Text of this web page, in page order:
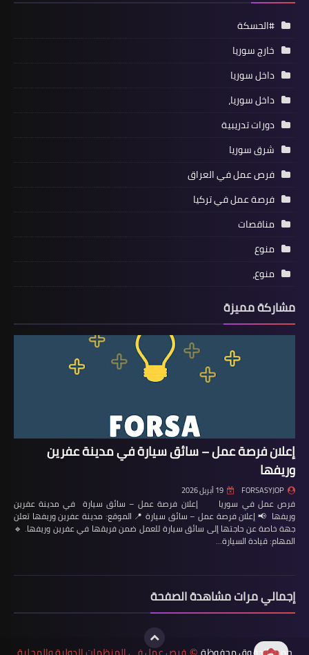
#الحسكة
خارج سوريا
داخل سوريا
داخل سوريا،
دورات تدريبية
شرق سوريا
فرص عمل في العراق
فرصة عمل في تركيا
مناقصات
منوع
منوع،
مشاركة مميزة
إعلان فرصة عمل – سائق سيارة في مدينة عفرين
وريفها
FORSASYJOP 19 أبريل 2026
فرص عمل في سوريا إعلان فرصة عمل – سائق سيارة في مدينة عفرين
وريفها 📢 إعلان فرصة عمل – سائق سيارة 📍 الموقع: مدينة عفرين وريفها تعلن
جهة خاصة عن حاجتها إلى سائق سيارة للعمل ضمن فريقها في عفرين وريفها. 🔹
المهام: قيادة السيارة…
إجمالي مرات مشاهدة الصفحة
©